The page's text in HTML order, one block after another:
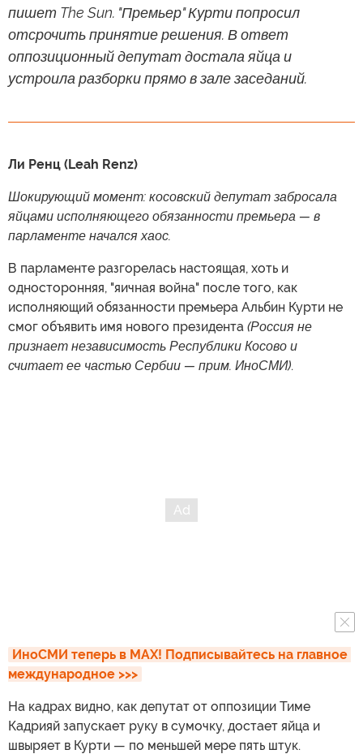
пишет The Sun. "Премьер" Курти попросил
отсрочить принятие решения. В ответ
оппозиционный депутат достала яйца и
устроила разборки прямо в зале заседаний.
Ли Ренц (Leah Renz)
Шокирующий момент: косовский депутат забросала
яйцами исполняющего обязанности премьера — в
парламенте начался хаос.
В парламенте разгорелась настоящая, хоть и
односторонняя, "яичная война" после того, как
исполняющий обязанности премьера Альбин Курти не
смог объявить имя нового президента (Россия не
признает независимость Республики Косово и
считает ее частью Сербии — прим. ИноСМИ).
ИноСМИ теперь в MAX! Подписывайтесь на главное
международное >>>
На кадрах видно, как депутат от оппозиции Тиме
Кадрияй запускает руку в сумочку, достает яйца и
швыряет в Курти — по меньшей мере пять штук.